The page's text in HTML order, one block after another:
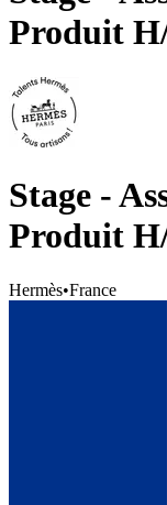
Produit
Stage -
Produit
Hermès•France